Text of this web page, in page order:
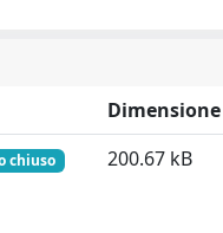
Dimensione
chiuso 200.67 kB